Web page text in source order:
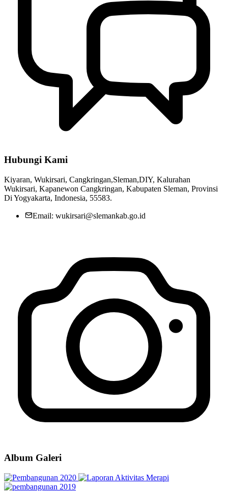
APBKal 2025 13 April 2026
Penyaluran BLT DD Tahap Ke-06 Tahun 2022 06 Juni 2022
Hubungi Kami
Kiyaran, Wukirsari, Cangkringan,Sleman,DIY, Kalurahan
Wukirsari, Kapanewon Cangkringan, Kabupaten Sleman, Provinsi
Di Yogyakarta, Indonesia, 55583.
Email: wukirsari@slemankab.go.id
Album Galeri